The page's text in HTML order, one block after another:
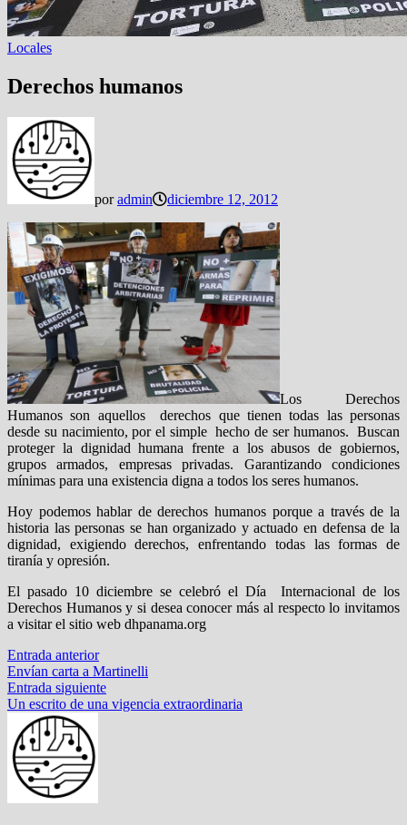
Locales
Derechos humanos
poradmin diciembre 12, 2012
Los Derechos
Humanos son aquellos derechos que tienen todas las personas
desde su nacimiento, por el simple hecho de ser humanos. Buscan
proteger la dignidad humana frente a los abusos de gobiernos,
grupos armados, empresas privadas. Garantizando condiciones
mínimas para una existencia digna a todos los seres humanos.
Hoy podemos hablar de derechos humanos porque a través de la
historia las personas se han organizado y actuado en defensa de la
dignidad, exigiendo derechos, enfrentando todas las formas de
tiranía y opresión.
El pasado 10 diciembre se celebró el Día Internacional de los
Derechos Humanos y si desea conocer más al respecto lo invitamos
a visitar el sitio web dhpanama.org
Navegación
de
entradas
Entrada anteriorEntrada
anterior:
Envían carta a Martinelli
Entrada siguienteEntrada
siguiente:
Un escrito de una vigencia extraordinaria